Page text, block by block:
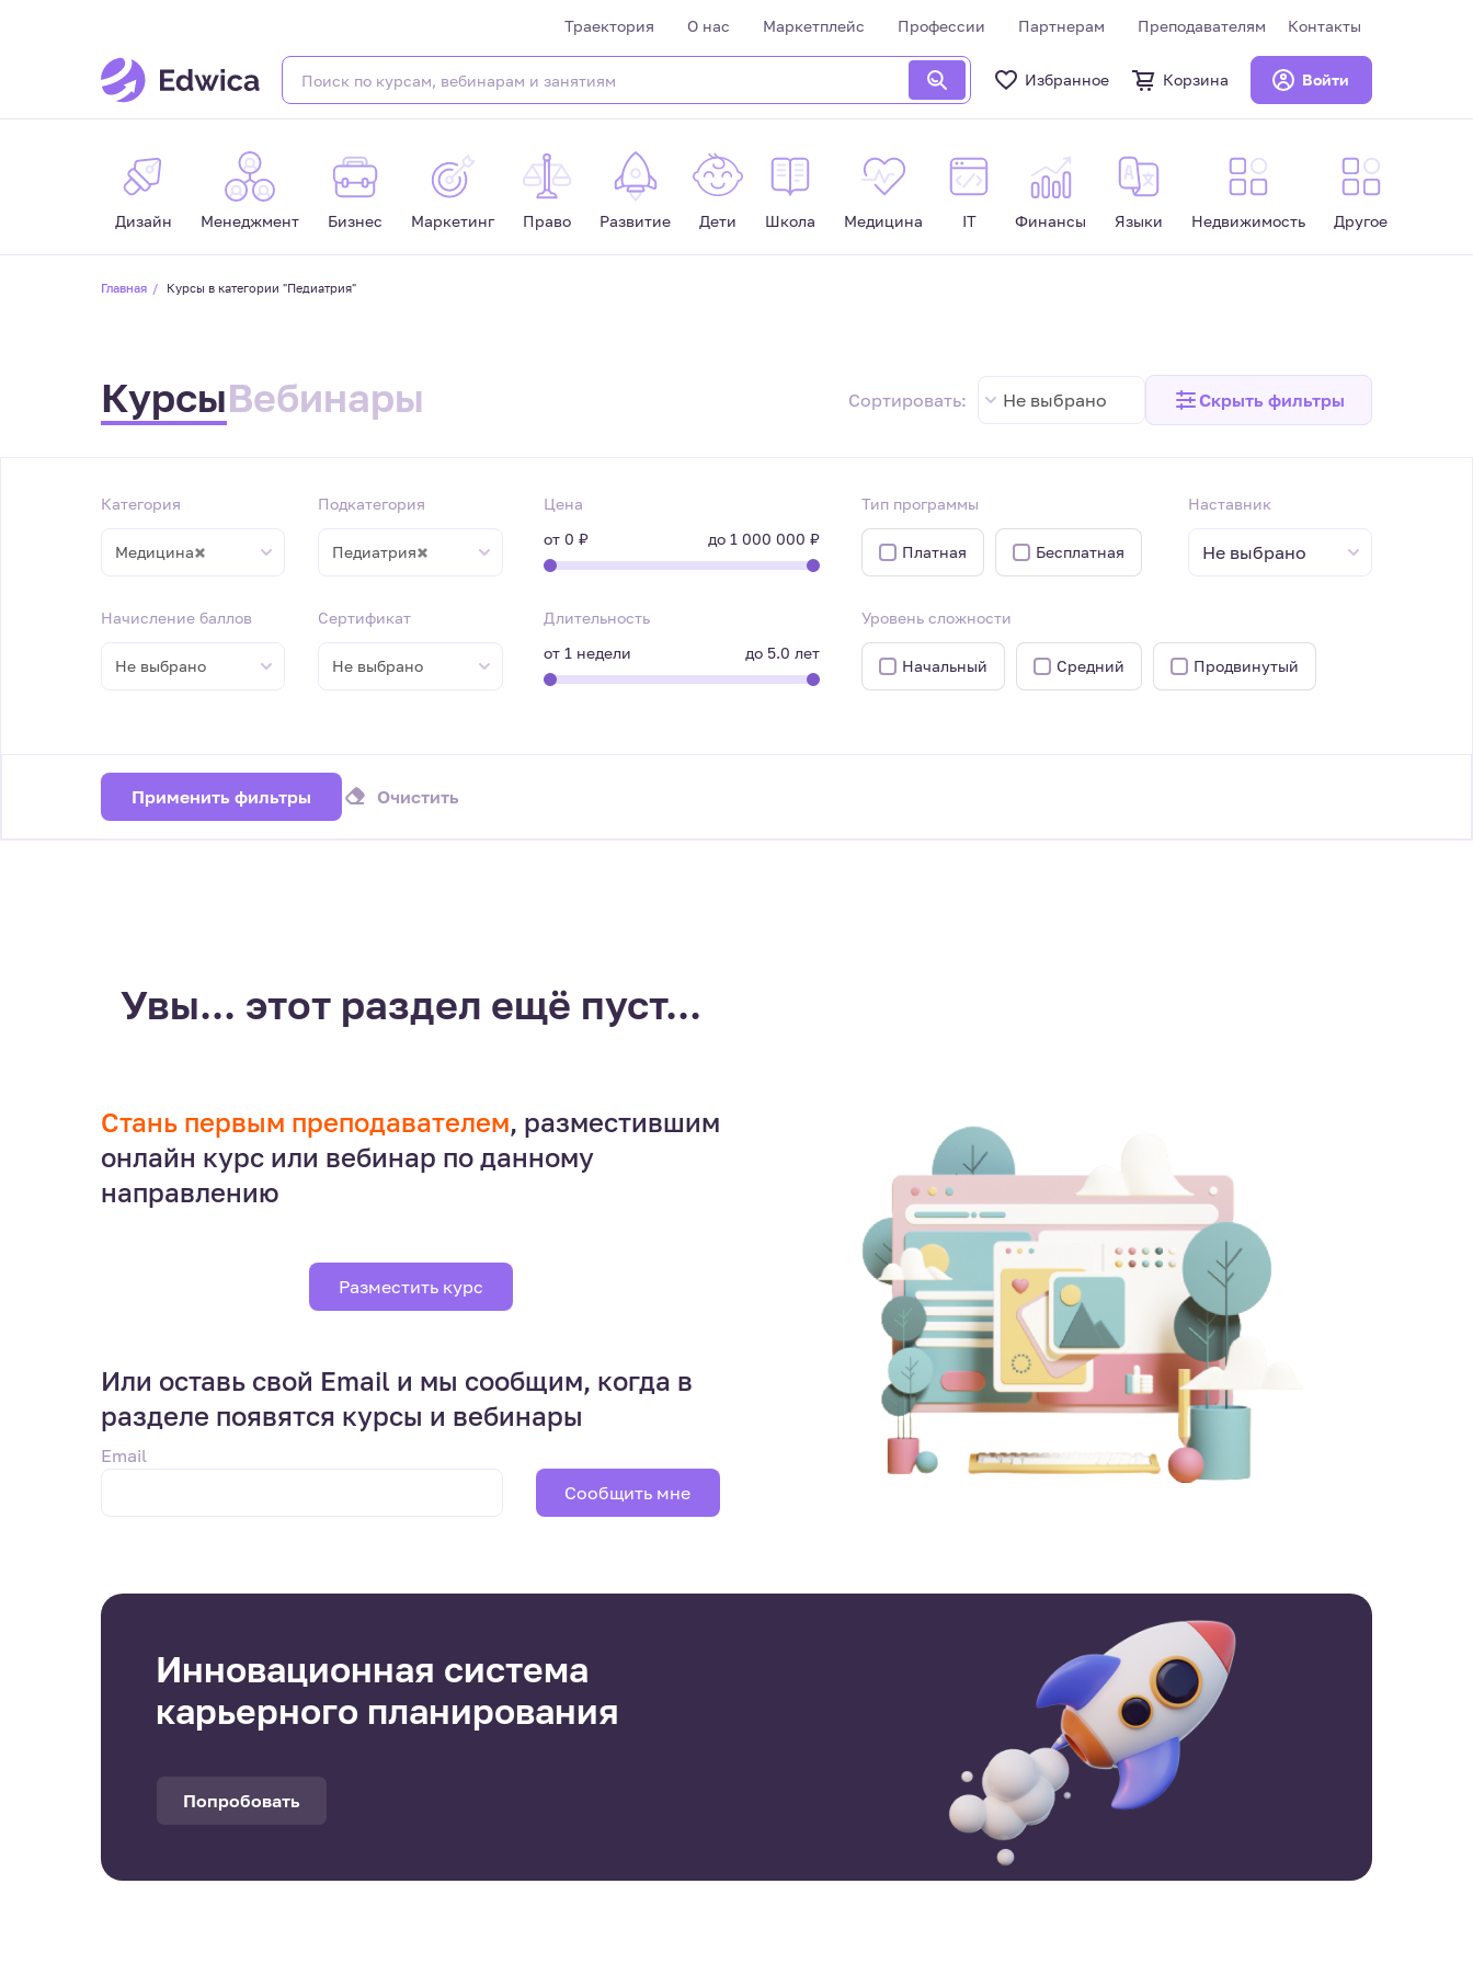
Траектория О нас Маркетплейс Профессии Партнерам Преподавателям Контакты
Избранное Корзина Войти
Дизайн Менеджмент Бизнес Маркетинг Право Развитие Дети Школа Медицина IT Финансы Языки Недвижимость Другое
Главная Курсы в категории "Педиатрия"
КурсыВебинары Сортировать: Не выбрано Скрыть фильтры
Категория
×
Медицина
Подкатегория
×
Педиатрия
Цена
от0 ₽ до1 000 000 ₽
Тип программы
Платная Бесплатная
Наставник
Не выбрано
Начисление баллов
Не выбрано
Сертификат
Не выбрано
Длительность
от1 недели до 5.0 лет
Уровень сложности
Начальный Средний Продвинутый
Применить фильтры Очистить
Увы... этот раздел ещё пуст...
Стань первым преподавателем, разместившим
онлайн курс или вебинар по данному
направлению
Разместить курс
Или оставь свой Email и мы сообщим, когда в
разделе появятся курсы и вебинары
Email
Сообщить мне
Инновационная система
карьерного планирования
Попробовать